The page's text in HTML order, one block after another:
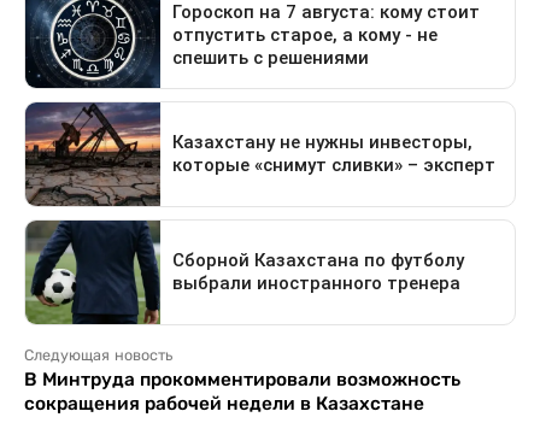
Следующая новость
В Минтруда прокомментировали возможность
сокращения рабочей недели в Казахстане